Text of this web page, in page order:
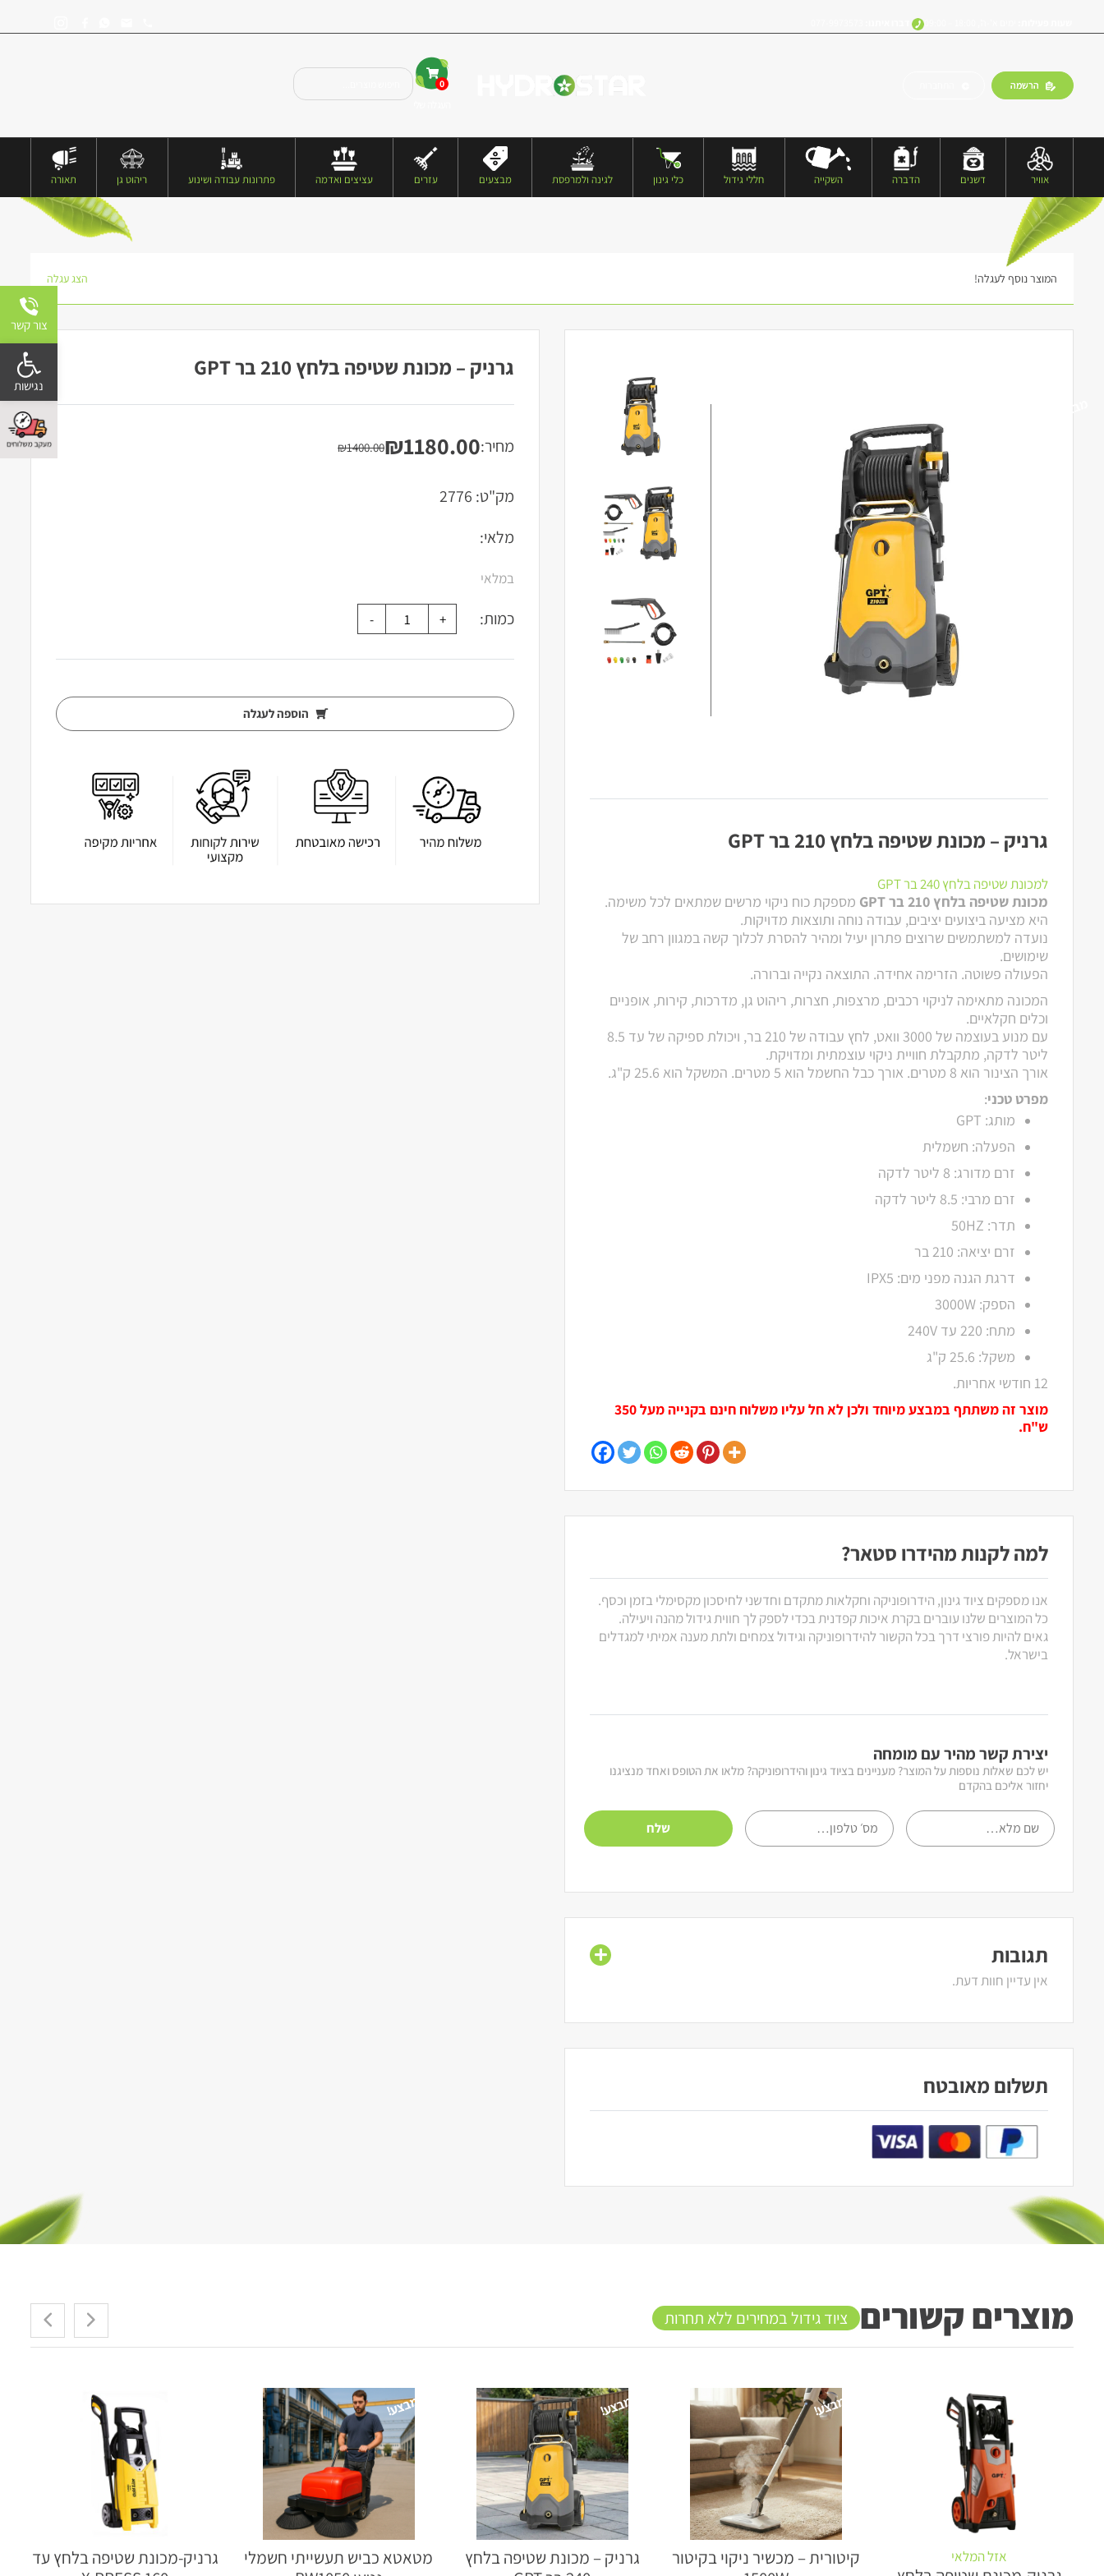
הרשמה 0
אוויר דשנים הדברה השקייה חללי גידול כלי גינון לגינה ולמרפסת מבצעים עזרים עציצים ואדמה פתרונות עבודה ושינוע ריהוט גן תאורה
המוצר נוסף לעגלה! הצג עגלה
מבצע!
גרניק – מכונת שטיפה בלחץ 210 בר GPT
למכונת שטיפה בלחץ 240 בר GPT
מכונת שטיפה בלחץ 210 בר GPT
מספקת כוח ניקוי מרשים שמתאים לכל משימה.
היא מציעה ביצועים יציבים, עבודה נוחה ותוצאות מדויקות.
נועדה למשתמשים שרוצים פתרון יעיל ומהיר להסרת לכלוך קשה במגוון רחב של
שימושים.
הפעולה פשוטה. הזרימה אחידה. התוצאה נקייה וברורה.
המכונה מתאימה לניקוי רכבים, מרצפות, חצרות, ריהוט גן, מדרכות, קירות, אופניים
וכלים חקלאיים.
עם מנוע בעוצמה של 3000 וואט, לחץ עבודה של 210 בר, ויכולת ספיקה של עד 8.5
ליטר לדקה, מתקבלת חוויית ניקוי עוצמתית ומדויקת.
אורך הצינור הוא 8 מטרים. אורך כבל החשמל הוא 5 מטרים. המשקל הוא 25.6 ק"ג.
מפרט טכני:
מותג: GPT
הפעלה: חשמלית
זרם מדורג: 8 ליטר לדקה
זרם מרבי: 8.5 ליטר לדקה
תדר: 50HZ
זרם יציאה: 210 בר
דרגת הגנה מפני מים: IPX5
הספק: 3000W
מתח: 220 עד 240V
משקל: 25.6 ק"ג
12 חודשי אחריות.
מוצר זה משתתף במבצע מיוחד ולכן לא חל עליו משלוח חינם בקנייה מעל 350
ש"ח.
למה לקנות מהידרו סטאר?
אנו מספקים ציוד גינון, הידרופוניקה וחקלאות מתקדם וחדשני לחיסכון מקסימלי בזמן וכסף.
כל המוצרים שלנו עוברים בקרת איכות קפדנית בכדי לספק לך חווית גידול מהנה ויעילה.
גאים להיות פורצי דרך בכל הקשור להידרופוניקה וגידול צמחים ולתת מענה אמיתי למגדלים
בישראל.
יצירת קשר מהיר עם מומחה
יש לכם שאלות נוספות על המוצר? מעניינים בציוד גינון והידרופוניקה? מלאו את הטופס ואחד מנציגנו
יחזור אליכם בהקדם
תגובות
אין עדיין חוות דעת.
תשלום מאובטח
גרניק – מכונת שטיפה בלחץ 210 בר GPT
מחיר: ₪1400.00 המחיר
היה:
₪1400.00.
₪1180.00
המחיר
הוא:
₪1180.00.מק"ט: 2776
מלאי:
במלאי
כמות:
הוספה לעגלה
מוצרים קשורים ציוד גידול במחירים ללא תחרות
אזל המלאי
מבצע!
קיטורית – מכשיר ניקוי בקיטור
מבצע!
גרניק – מכונת שטיפה בלחץ
מבצע!
מטאטא כביש תעשייתי חשמלי
גרניק-מכונת שטיפה בלחץ עד
צור קשר
פתח